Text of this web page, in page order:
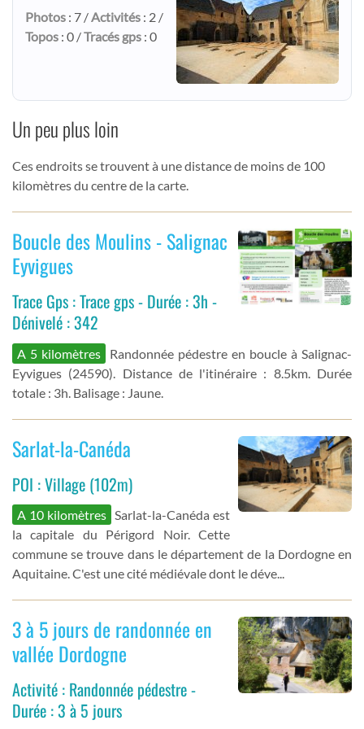
Photos : 7 /Activités : 2 /
Topos : 0 /Tracés gps : 0
Un peu plus loin
Ces endroits se trouvent à une distance de moins de 100
kilomètres du centre de la carte.
Boucle des Moulins - Salignac
Eyvigues
Trace Gps : Trace gps - Durée : 3h -
Dénivelé : 342
A 5 kilomètres
Randonnée pédestre en boucle à Salignac-
Eyvigues (24590). Distance de l'itinéraire : 8.5km. Durée
totale : 3h. Balisage : Jaune.
Sarlat-la-Canéda
POI : Village (102m)
A 10 kilomètres Sarlat-la-Canéda est
la capitale du Périgord Noir. Cette
commune se trouve dans le département de la Dordogne en
Aquitaine. C'est une cité médiévale dont le déve...
3 à 5 jours de randonnée en
vallée Dordogne
Activité : Randonnée pédestre -
Durée : 3 à 5 jours